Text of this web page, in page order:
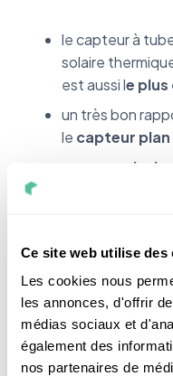
Ce site web utilise des
Les cookies nous
les annonces, d'offrir
médias sociaux et
également des
nos partenaires de
le capteur à
solaire
est aussi le plus
un très bon
le capteur
piscine
camping-car
région très
cher, si on
ballon.